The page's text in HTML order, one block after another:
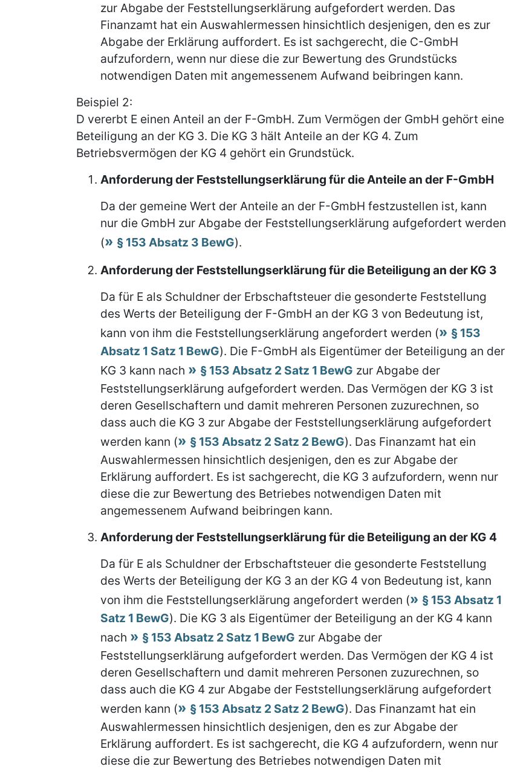
zur Abgabe der Feststellungserklärung aufgefordert werden. Das
Finanzamt hat ein Auswahlermessen hinsichtlich desjenigen, den es zur
Abgabe der Erklärung auffordert. Es ist sachgerecht, die C-GmbH
aufzufordern, wenn nur diese die zur Bewertung des Grundstücks
notwendigen Daten mit angemessenem Aufwand beibringen kann.
Beispiel 2:
D vererbt E einen Anteil an der F-GmbH. Zum Vermögen der GmbH gehört eine
Beteiligung an der KG 3. Die KG 3 hält Anteile an der KG 4. Zum
Betriebsvermögen der KG 4 gehört ein Grundstück.
Anforderung der Feststellungserklärung für die Anteile an der F-GmbH
Da der gemeine Wert der Anteile an der F-GmbH festzustellen ist, kann
nur die GmbH zur Abgabe der Feststellungserklärung aufgefordert werden
(
§ 153 Absatz 3 BewG).
Anforderung der Feststellungserklärung für die Beteiligung an der KG 3
Da für E als Schuldner der Erbschaftsteuer die gesonderte Feststellung
des Werts der Beteiligung der F-GmbH an der KG 3 von Bedeutung ist,
kann von ihm die Feststellungserklärung angefordert werden (
§ 153
Absatz 1 Satz 1 BewG). Die F-GmbH als Eigentümer der Beteiligung an der
KG 3 kann nach
§ 153 Absatz 2 Satz 1 BewG zur Abgabe der
Feststellungserklärung aufgefordert werden. Das Vermögen der KG 3 ist
deren Gesellschaftern und damit mehreren Personen zuzurechnen, so
dass auch die KG 3 zur Abgabe der Feststellungserklärung aufgefordert
werden kann (
§ 153 Absatz 2 Satz 2 BewG). Das Finanzamt hat ein
Auswahlermessen hinsichtlich desjenigen, den es zur Abgabe der
Erklärung auffordert. Es ist sachgerecht, die KG 3 aufzufordern, wenn nur
diese die zur Bewertung des Betriebes notwendigen Daten mit
angemessenem Aufwand beibringen kann.
Anforderung der Feststellungserklärung für die Beteiligung an der KG 4
Da für E als Schuldner der Erbschaftsteuer die gesonderte Feststellung
des Werts der Beteiligung der KG 3 an der KG 4 von Bedeutung ist, kann
von ihm die Feststellungserklärung angefordert werden (
§ 153 Absatz 1
Satz 1 BewG). Die KG 3 als Eigentümer der Beteiligung an der KG 4 kann
nach
§ 153 Absatz 2 Satz 1 BewG zur Abgabe der
Feststellungserklärung aufgefordert werden. Das Vermögen der KG 4 ist
deren Gesellschaftern und damit mehreren Personen zuzurechnen, so
dass auch die KG 4 zur Abgabe der Feststellungserklärung aufgefordert
werden kann (
§ 153 Absatz 2 Satz 2 BewG). Das Finanzamt hat ein
Auswahlermessen hinsichtlich desjenigen, den es zur Abgabe der
Erklärung auffordert. Es ist sachgerecht, die KG 4 aufzufordern, wenn nur
diese die zur Bewertung des Betriebes notwendigen Daten mit